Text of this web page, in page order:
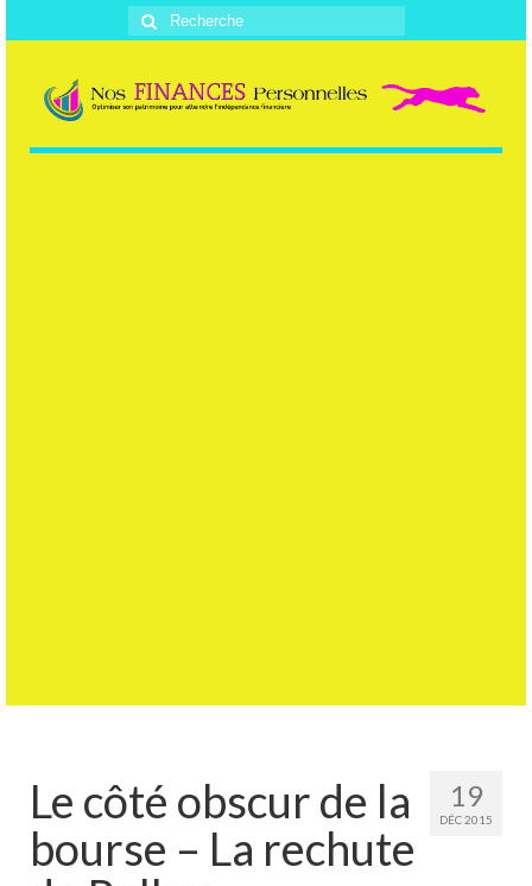
Rechercher
:
19
DÉC 2015
Le côté obscur de la
bourse – La rechute